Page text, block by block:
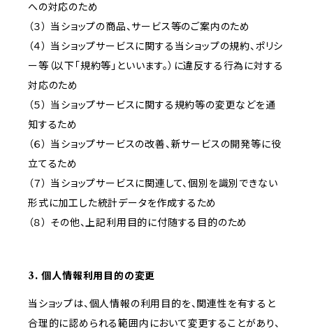
への対応のため
（３） 当ショップの商品、サービス等のご案内のため
（４） 当ショップサービスに関する当ショップの規約、ポリシ
ー等（以下「規約等」といいます。）に違反する行為に対する
対応のため
（５） 当ショップサービスに関する規約等の変更などを通
知するため
（６） 当ショップサービスの改善、新サービスの開発等に役
立てるため
（７） 当ショップサービスに関連して、個別を識別できない
形式に加工した統計データを作成するため
（８） その他、上記利用目的に付随する目的のため
3. 個人情報利用目的の変更
当ショップは、個人情報の利用目的を、関連性を有すると
合理的に認められる範囲内において変更することがあり、